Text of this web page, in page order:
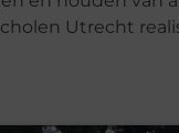
Utrecht